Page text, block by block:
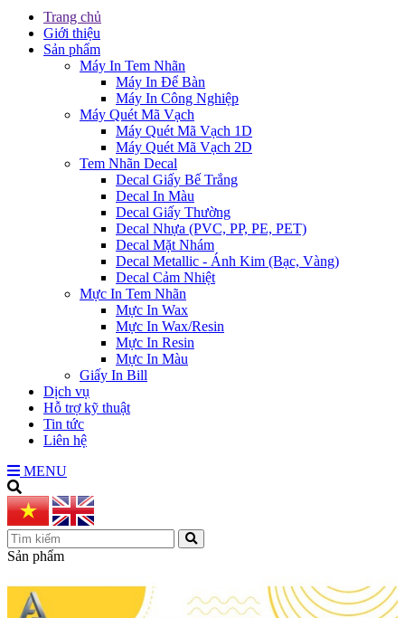
Trang chủ
Giới thiệu
Sản phẩm
Máy In Tem Nhãn
Máy In Để Bàn
Máy In Công Nghiệp
Máy Quét Mã Vạch
Máy Quét Mã Vạch 1D
Máy Quét Mã Vạch 2D
Tem Nhãn Decal
Decal Giấy Bế Trắng
Decal In Màu
Decal Giấy Thường
Decal Nhựa (PVC, PP, PE, PET)
Decal Mặt Nhám
Decal Metallic - Ánh Kim (Bạc, Vàng)
Decal Cảm Nhiệt
Mực In Tem Nhãn
Mực In Wax
Mực In Wax/Resin
Mực In Resin
Mực In Màu
Giấy In Bill
Dịch vụ
Hỗ trợ kỹ thuật
Tin tức
Liên hệ
MENU
Sản phẩm